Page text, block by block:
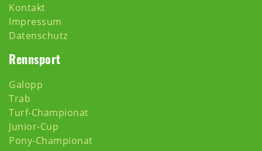
Kontakt
Impressum
Datenschutz
Rennsport
Galopp
Trab
Turf-Championat
Junior-Cup
Pony-Championat